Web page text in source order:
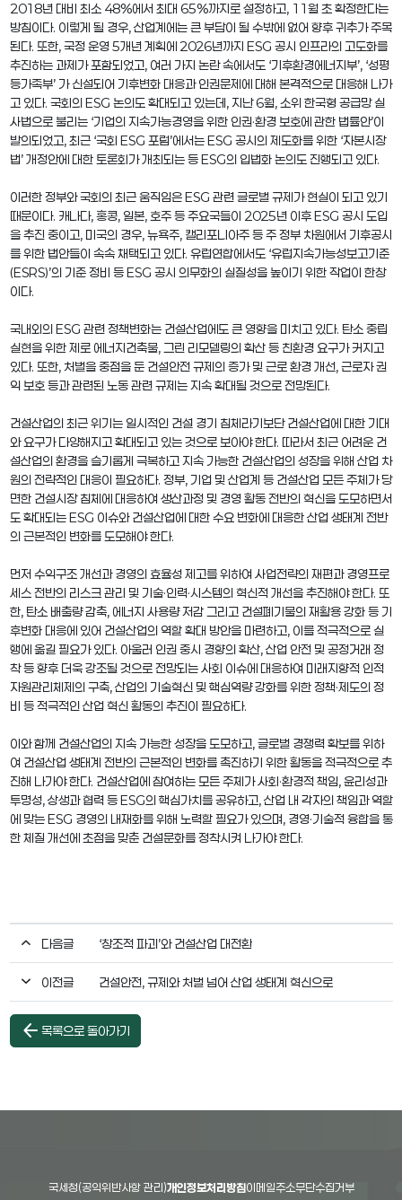
2018년 대비 최소 48%에서 최대 65%까지로 설정하고, 11월 초 확정한다는
방침이다. 이렇게 될 경우, 산업계에는 큰 부담이 될 수밖에 없어 향후 귀추가 주목
된다. 또한, 국정 운영 5개년 계획에 2026년까지 ESG 공시 인프라의 고도화를
추진하는 과제가 포함되었고, 여러 가지 논란 속에서도 ‘기후환경에너지부’, ‘성평
등가족부’ 가 신설되어 기후변화 대응과 인권문제에 대해 본격적으로 대응해 나가
고 있다. 국회의 ESG 논의도 확대되고 있는데, 지난 6월, 소위 한국형 공급망 실
사법으로 불리는 ‘기업의 지속가능경영을 위한 인권·환경 보호에 관한 법률안’이
발의되었고, 최근 ‘국회 ESG 포럼’에서는 ESG 공시의 제도화를 위한 ‘자본시장
법’ 개정안에 대한 토론회가 개최되는 등 ESG의 입법화 논의도 진행되고 있다.
이러한 정부와 국회의 최근 움직임은 ESG 관련 글로벌 규제가 현실이 되고 있기
때문이다. 캐나다, 홍콩, 일본, 호주 등 주요국들이 2025년 이후 ESG 공시 도입
을 추진 중이고, 미국의 경우, 뉴욕주, 캘리포니아주 등 주 정부 차원에서 기후공시
를 위한 법안들이 속속 채택되고 있다. 유럽연합에서도 ‘유럽지속가능성보고기준
(ESRS)’의 기준 정비 등 ESG 공시 의무화의 실질성을 높이기 위한 작업이 한창
이다.
국내외의 ESG 관련 정책변화는 건설산업에도 큰 영향을 미치고 있다. 탄소 중립
실현을 위한 제로 에너지건축물, 그린 리모델링의 확산 등 친환경 요구가 커지고
있다. 또한, 처벌을 중점을 둔 건설안전 규제의 증가 및 근로 환경 개선, 근로자 권
익 보호 등과 관련된 노동 관련 규제는 지속 확대될 것으로 전망된다.
건설산업의 최근 위기는 일시적인 건설 경기 침체라기보단 건설산업에 대한 기대
와 요구가 다양해지고 확대되고 있는 것으로 보아야 한다. 따라서 최근 어려운 건
설산업의 환경을 슬기롭게 극복하고 지속 가능한 건설산업의 성장을 위해 산업 차
원의 전략적인 대응이 필요하다. 정부, 기업 및 산업계 등 건설산업 모든 주체가 당
면한 건설시장 침체에 대응하여 생산과정 및 경영 활동 전반의 혁신을 도모하면서
도 확대되는 ESG 이슈와 건설산업에 대한 수요 변화에 대응한 산업 생태계 전반
의 근본적인 변화를 도모해야 한다.
먼저 수익구조 개선과 경영의 효율성 제고를 위하여 사업전략의 재편과 경영프로
세스 전반의 리스크 관리 및 기술·인력·시스템의 혁신적 개선을 추진해야 한다. 또
한, 탄소 배출량 감축, 에너지 사용량 저감 그리고 건설폐기물의 재활용 강화 등 기
후변화 대응에 있어 건설산업의 역할 확대 방안을 마련하고, 이를 적극적으로 실
행에 옮길 필요가 있다. 아울러 인권 중시 경향의 확산, 산업 안전 및 공정거래 정
착 등 향후 더욱 강조될 것으로 전망되는 사회 이슈에 대응하여 미래지향적 인적
자원관리체제의 구축, 산업의 기술혁신 및 핵심역량 강화를 위한 정책·제도의 정
비 등 적극적인 산업 혁신 활동의 추진이 필요하다.
이와 함께 건설산업의 지속 가능한 성장을 도모하고, 글로벌 경쟁력 확보를 위하
여 건설산업 생태계 전반의 근본적인 변화를 촉진하기 위한 활동을 적극적으로 추
진해 나가야 한다. 건설산업에 참여하는 모든 주체가 사회·환경적 책임, 윤리성과
투명성, 상생과 협력 등 ESG의 핵심가치를 공유하고, 산업 내 각자의 책임과 역할
에 맞는 ESG 경영의 내재화를 위해 노력할 필요가 있으며, 경영·기술적 융합을 통
한 체질 개선에 초점을 맞춘 건설문화를 정착시켜 나가야 한다.
다음글 ‘창조적 파괴’와 건설산업 대전환
이전글 건설안전, 규제와 처벌 넘어 산업 생태계 혁신으로
arrow_back 목록으로 돌아가기
국세청(공익위반사항 관리)개인정보처리방침이메일주소무단수집거부